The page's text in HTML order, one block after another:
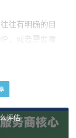
往有明确的目
，或者需要覆
精准的国家、
目标区域是否有
宅IP虽然IP地址
靠。高或频繁
评估